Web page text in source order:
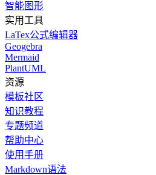
智能图形
实用工具
LaTex公式编辑器
Geogebra
Mermaid
PlantUML
资源
模板社区
知识教程
专题频道
帮助中心
使用手册
Markdown语法